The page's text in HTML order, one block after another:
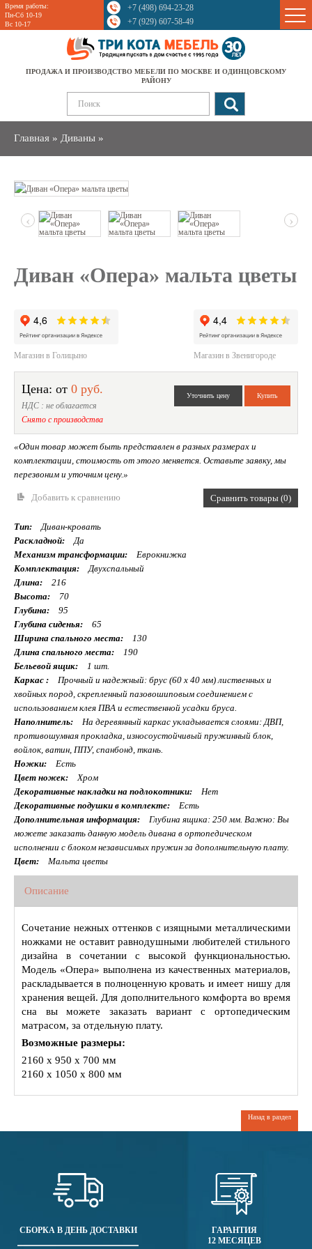
Время работы:
Пн-Сб 10-19
Вс 10-17
+7 (498) 694-23-28
+7 (929) 607-58-49
ПРОДАЖА И ПРОИЗВОДСТВО МЕБЕЛИ ПО МОСКВЕ И ОДИНЦОВСКОМУ
РАЙОНУ
Главная » Диваны »
Sale
‹ ›
Диван «Опера» мальта цветы
Магазин в Голицыно Магазин в Звенигороде
Цена: от 0 руб.
НДС : не облагается
Снято с производства
«Один товар может быть представлен в разных размерах и
комплектации, стоимость от этого меняется. Оставьте заявку, мы
перезвоним и уточним цену.»
Добавить к сравнению Сравнить товары (0)
Тип:
Диван-кровать
Раскладной:
Да
Механизм трансформации:
Еврокнижка
Комплектация:
Двухспальный
Длина:
216
Высота:
70
Глубина:
95
Глубина сиденья:
65
Ширина спального места:
130
Длина спального места:
190
Бельевой ящик:
1 шт.
Каркас :
Прочный и надежный: брус (60 x 40 мм) лиственных и
хвойных пород, скрепленный пазовошиповым соединением с
использованием клея ПВА и естественной усадки бруса.
Наполнитель:
На деревянный каркас укладывается слоями: ДВП,
противошумная прокладка, износоустойчивый пружинный блок,
войлок, ватин, ППУ, спанбонд, ткань.
Ножки:
Есть
Цвет ножек:
Хром
Декоративные накладки на подлокотники:
Нет
Декоративные подушки в комплекте:
Есть
Дополнительная информация:
Глубина ящика: 250 мм. Важно: Вы
можете заказать данную модель дивана в ортопедическом
исполнении с блоком независимых пружин за дополнительную плату.
Цвет:
Мальта цветы
Описание
Сочетание нежных оттенков с изящными металлическими
ножками не оставит равнодушными любителей стильного
дизайна в сочетании с высокой функциональностью.
Модель «Опера» выполнена из качественных материалов,
раскладывается в полноценную кровать и имеет нишу для
хранения вещей. Для дополнительного комфорта во время
сна вы можете заказать вариант с ортопедическим
матрасом, за отдельную плату.
Возможные размеры:
2160 x 950 x 700 мм
2160 x 1050 x 800 мм
Назад в раздел
СБОРКА В ДЕНЬ ДОСТАВКИ
ГАРАНТИЯ
12 МЕСЯЦЕВ